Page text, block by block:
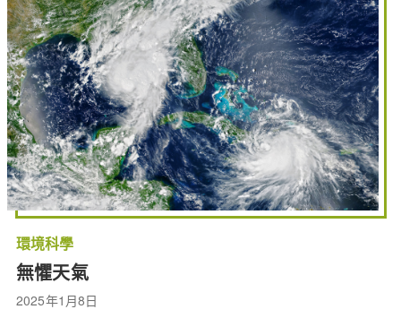
環境科學
無懼天氣
2025年1月8日